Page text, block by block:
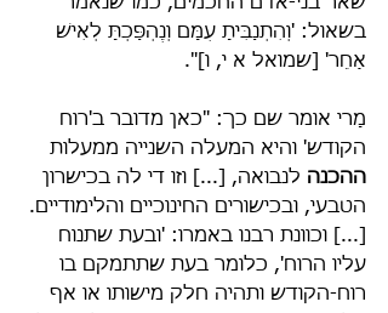
בשאול: 'וְהִתְנַבִּיתָ עִמָּם וְנֶהְפַּכְתָּ לְאִישׁ
אַחֵר' [שמואל א י, ו]".
מָרי אומר שם כך: "כאן מדובר ב'רוח
הקודש' והיא המעלה השנייה ממעלות
ההכנה לנבואה, [...] וזו די לה בכישרון
הטבעי, ובכישורים החינוכיים והלימודיים.
[...] וכוונת רבנו באמרו: 'ובעת שתנוח
עליו הרוח', כלומר בעת שתתמקם בו
רוח-הקודש ותהיה חלק מישותו או אף